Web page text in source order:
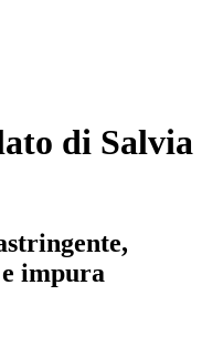
di Salvia
impura